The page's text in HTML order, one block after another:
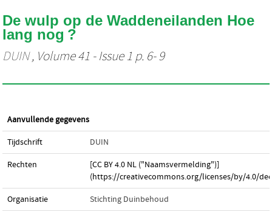
De wulp op de Waddeneilanden Hoe
lang nog ?
DUIN, Volume 41 - Issue 1 p. 6- 9
Aanvullende gegevens
Tijdschrift DUIN
Rechten
[CC BY 4.0 NL ("Naamsvermelding")]
(https://creativecommons.org/licenses/by/4.0/
Organisatie Stichting Duinbehoud